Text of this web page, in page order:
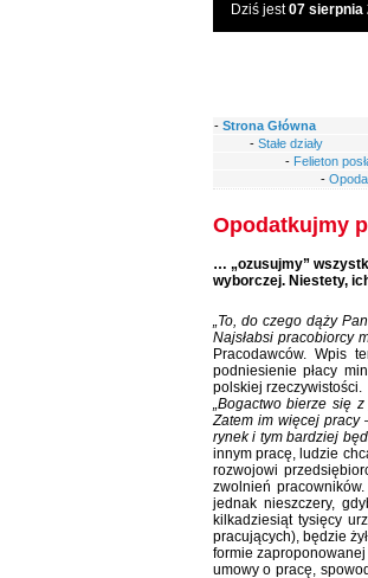
Dziś jest07 sierpnia
- Strona Główna
- Stałe działy
- Felieton
-
Opodatkujmy
… „ozusujmy”
wyborczej. Niestety,
„To, do czego dąży
Najsłabsi pracobiorcy
Pracodawców. Wpis
podniesienie płacy
polskiej rzeczywistości.
„Bogactwo bierze się
Zatem im więcej pracy
rynek i tym bardziej
innym pracę, ludzie
rozwojowi
zwolnień
jednak nieszczery,
kilkadziesiąt tysięcy
pracujących), będzie
formie
umowy o pracę,